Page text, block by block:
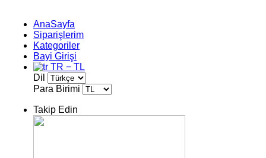
AnaSayfa
Siparişlerim
Kategoriler
Bayi Girişi
TR − TL
Dil
Para Birimi
Takip Edin